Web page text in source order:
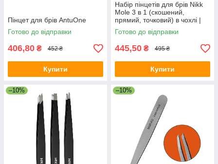
Пінцет для брів AntuOne
Готово до відправки
406,80 ₴ 452 ₴
Купити
Набір пінцетів для брів Nikk
Mole 3 в 1 (скошений,
прямий, точковий) в чохлі |
Рожеві
Готово до відправки
445,50 ₴ 495 ₴
Купити
–10% –10%